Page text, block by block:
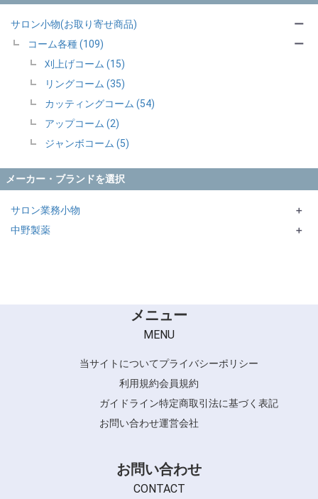
サロン小物(お取り寄せ商品)
コーム各種 (109)
刈上げコーム (15)
リングコーム (35)
カッティングコーム (54)
アップコーム (2)
ジャンボコーム (5)
ー
ー
メーカー・ブランドを選択
サロン業務小物
エバーメイト・ニューエバー
＋
中野製薬
＋
メニュー
MENU
当サイトについてプライバシーポリシー
利用規約会員規約
ガイドライン特定商取引法に基づく表記
お問い合わせ運営会社
お問い合わせ
CONTACT